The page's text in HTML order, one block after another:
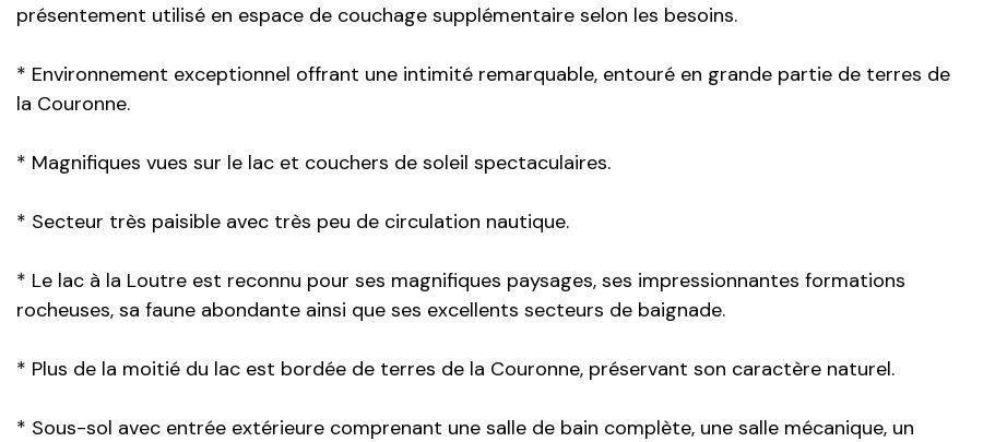
présentement utilisé en espace de couchage supplémentaire selon les besoins.
* Environnement exceptionnel offrant une intimité remarquable, entouré en grande partie de terres de
la Couronne.
* Magnifiques vues sur le lac et couchers de soleil spectaculaires.
* Secteur très paisible avec très peu de circulation nautique.
* Le lac à la Loutre est reconnu pour ses magnifiques paysages, ses impressionnantes formations
rocheuses, sa faune abondante ainsi que ses excellents secteurs de baignade.
* Plus de la moitié du lac est bordée de terres de la Couronne, préservant son caractère naturel.
* Sous-sol avec entrée extérieure comprenant une salle de bain complète, une salle mécanique, un